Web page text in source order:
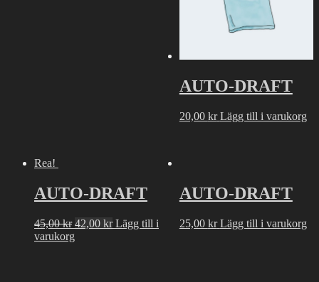
AUTO-DRAFT
20,00 kr Lägg till i varukorg
Rea!
AUTO-DRAFT
45,00kr Det
ursprungliga
42,00 krDet
Lägg till i
varukorg
AUTO-DRAFT
25,00 kr Lägg till i varukorg